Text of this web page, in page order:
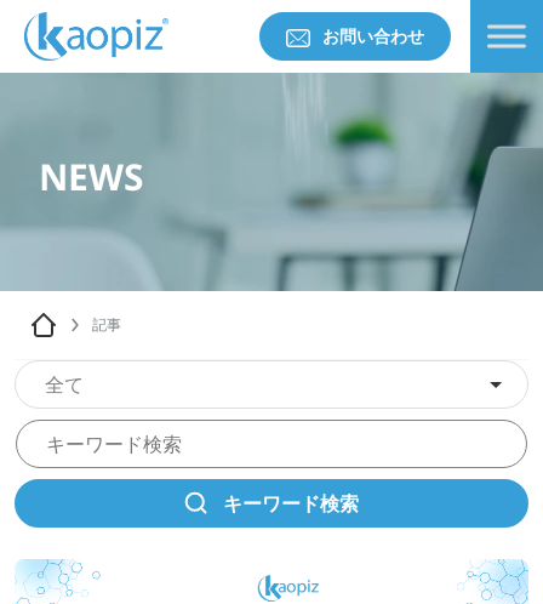
お問い合わせ
NEWS
記事
全て
キーワード検索